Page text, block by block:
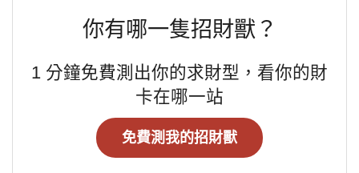
你有哪一隻招財獸？
1 分鐘免費測出你的求財型，看你的財
卡在哪一站
免費測我的招財獸